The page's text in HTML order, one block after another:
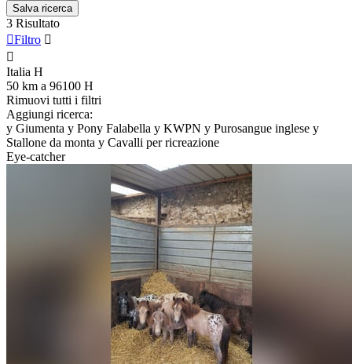
Salva ricerca
3 Risultato
Filtro 

Italia H
50 km a 96100 H
Rimuovi tutti i filtri
Aggiungi ricerca:
y Giumenta y Pony Falabella y KWPN y Purosangue inglese y
Stallone da monta y Cavalli per ricreazione
Eye-catcher